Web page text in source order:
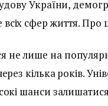
України,
всіх сфер життя.
лише на
кілька років.
шанси